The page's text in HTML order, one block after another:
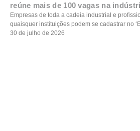
reúne mais de 100 vagas na
Empresas de toda a cadeia industrial e
quaisquer instituições podem se cadastrar no
30 de julho de 2026